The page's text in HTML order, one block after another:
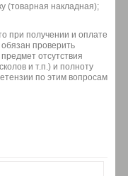
(товарная накладная);
при получении и оплате
обязан проверить
отсутствия
и т.п.) и полноту
по этим вопросам